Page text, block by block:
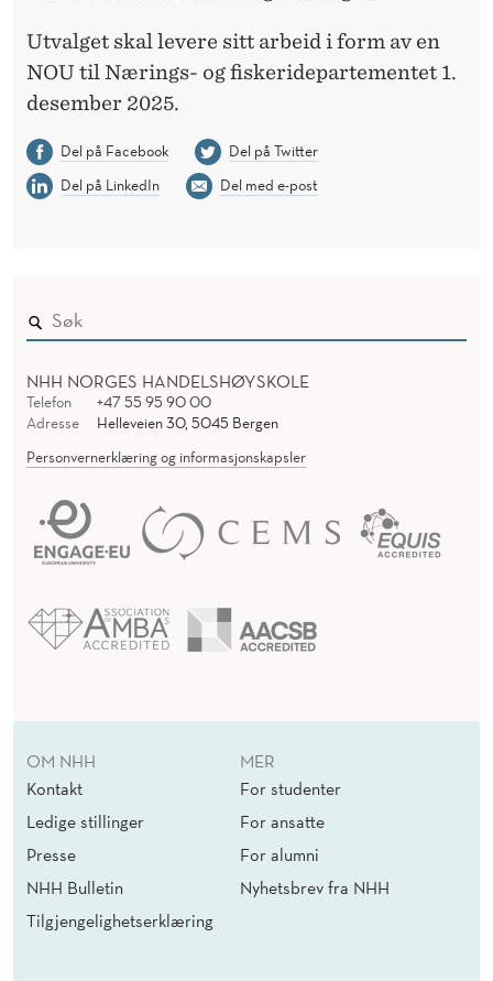
Utvalget skal levere sitt arbeid i form av en
NOU til Nærings- og fiskeridepartementet 1.
desember 2025.
Del på Facebook
Del på Twitter
Del på LinkedIn
Del med e-post
NHH NORGES HANDELSHØYSKOLE
Telefon
+47 55 95 90 00
Adresse
Helleveien 30, 5045 Bergen
Personvernerklæring og informasjonskapsler
OM NHH
Kontakt
Ledige stillinger
Presse
NHH Bulletin
Tilgjengelighetserklæring
MER
For studenter
For ansatte
For alumni
Nyhetsbrev fra NHH